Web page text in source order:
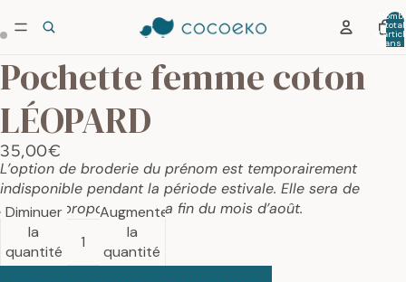
total
dans
Pochette femme coton
LÉOPARD
35,00€
L’option de broderie du prénom est temporairement
indisponible pendant la période estivale. Elle sera de
nouveau proposée dès la fin du mois d’août.
Diminuer
la
quantité
Augmenter
la
quantité